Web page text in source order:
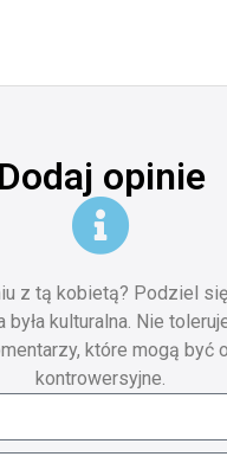
Dodaj opinie
z tą kobietą? Podziel
była kulturalna. Nie
które mogą być
kontrowersyjne.